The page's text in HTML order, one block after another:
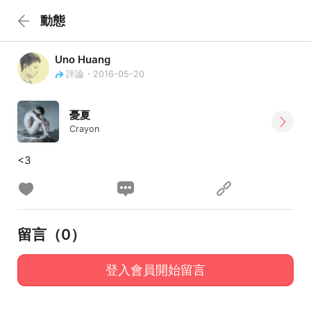
動態
Uno Huang
評論・2016-05-20
憂夏
Crayon
<3
留言（0）
登入會員開始留言